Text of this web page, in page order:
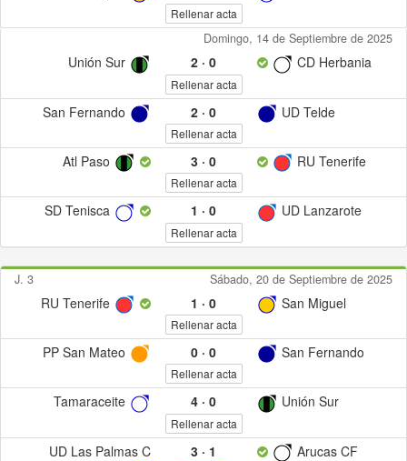
Rellenar acta
Domingo, 14 de Septiembre de 2025
Unión Sur 2· 0 CD Herbania
Rellenar acta
San Fernando 2· 0 UD Telde
Rellenar acta
Atl Paso 3· 0 RU Tenerife
Rellenar acta
SD Tenisca 1 · 0 UD Lanzarote
Rellenar acta
J. 3 Sábado, 20 de Septiembre de 2025
RU Tenerife 1 · 0 San Miguel
Rellenar acta
PP San Mateo 0· 0 San Fernando
Rellenar acta
Tamaraceite 4· 0 Unión Sur
Rellenar acta
UD Las Palmas C 3· 1 Arucas CF